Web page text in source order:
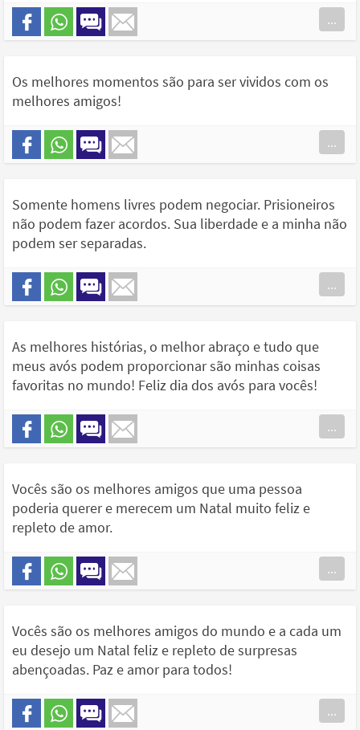
...
Os melhores momentos são para ser vividos com os
melhores amigos!
...
Somente homens livres podem negociar. Prisioneiros
não podem fazer acordos. Sua liberdade e a minha não
podem ser separadas.
...
As melhores histórias, o melhor abraço e tudo que
meus avós podem proporcionar são minhas coisas
favoritas no mundo! Feliz dia dos avós para vocês!
...
Vocês são os melhores amigos que uma pessoa
poderia querer e merecem um Natal muito feliz e
repleto de amor.
...
Vocês são os melhores amigos do mundo e a cada um
eu desejo um Natal feliz e repleto de surpresas
abençoadas. Paz e amor para todos!
...